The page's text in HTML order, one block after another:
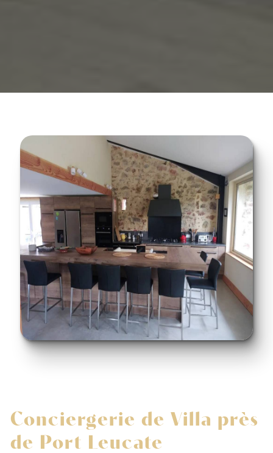
Conciergerie de Villa près
de Port Leucate